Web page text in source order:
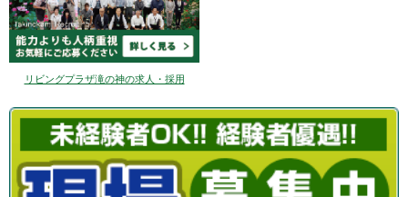
リビングプラザ滝の神の求人・採用